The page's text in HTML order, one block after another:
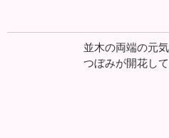
並木の両端の元
つぼみが開花し